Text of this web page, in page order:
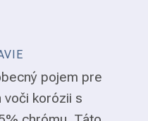
pojem pre
voči korózii s